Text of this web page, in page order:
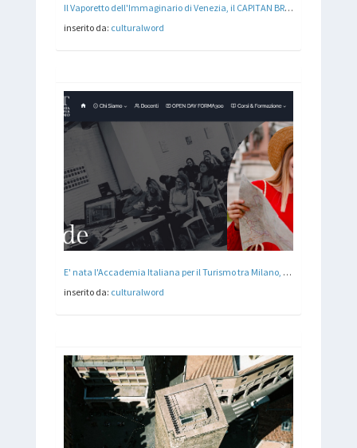
Il Vaporetto dell'Immaginario di Venezia, il CAPITAN BRAGADIN
inserito da: culturalword
E' nata l'Accademia Italiana per il Turismo tra Milano, Lucca e Venezia
inserito da: culturalword